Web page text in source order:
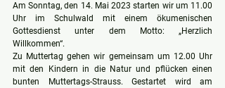
Am Sonntag, den 14. Mai 2023 starten wir um 11.00
Uhr im Schulwald mit einem ökumenischen
Gottesdienst unter dem Motto: „Herzlich
Willkommen“.
Zu Muttertag gehen wir gemeinsam um 12.00 Uhr
mit den Kindern in die Natur und pflücken einen
bunten Muttertags-Strauss. Gestartet wird am